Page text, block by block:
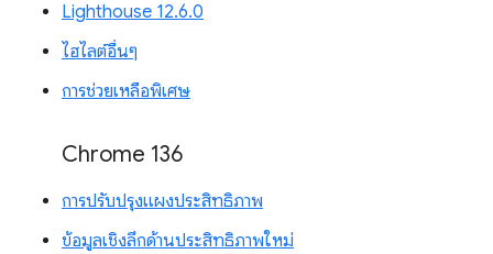
Lighthouse 12.6.0
ไฮไลต์อื่นๆ
การช่วยเหลือพิเศษ
Chrome 136
การปรับปรุงแผงประสิทธิภาพ
ข้อมูลเชิงลึกด้านประสิทธิภาพใหม่